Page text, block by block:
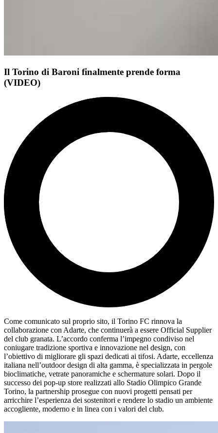
Il Torino di Baroni finalmente prende forma
(VIDEO)
Come comunicato sul proprio sito, il Torino FC rinnova la
collaborazione con Adarte, che continuerà a essere Official Supplier
del club granata. L’accordo conferma l’impegno condiviso nel
coniugare tradizione sportiva e innovazione nel design, con
l’obiettivo di migliorare gli spazi dedicati ai tifosi. Adarte, eccellenza
italiana nell’outdoor design di alta gamma, è specializzata in pergole
bioclimatiche, vetrate panoramiche e schermature solari. Dopo il
successo dei pop-up store realizzati allo Stadio Olimpico Grande
Torino, la partnership prosegue con nuovi progetti pensati per
arricchire l’esperienza dei sostenitori e rendere lo stadio un ambiente
accogliente, moderno e in linea con i valori del club.